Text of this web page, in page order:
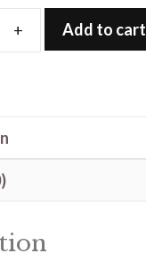
Folie
15.6'
+ Add to cart